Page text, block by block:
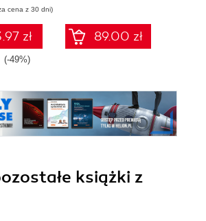
cena z 30 dni)
zł
(-49%)
89.00 zł
książki z